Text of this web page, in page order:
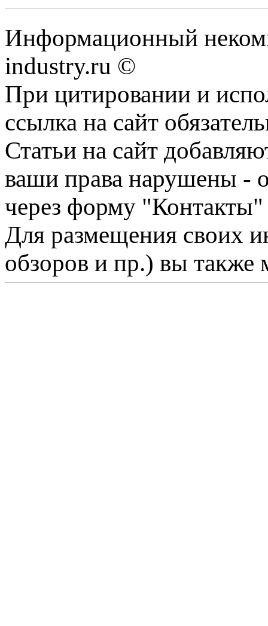
Информационный
industry.ru ©
При цитировании и
ссылка на сайт
Статьи на сайт
ваши права нарушены -
через форму "Контакты"
Для размещения своих
обзоров и пр.) вы также